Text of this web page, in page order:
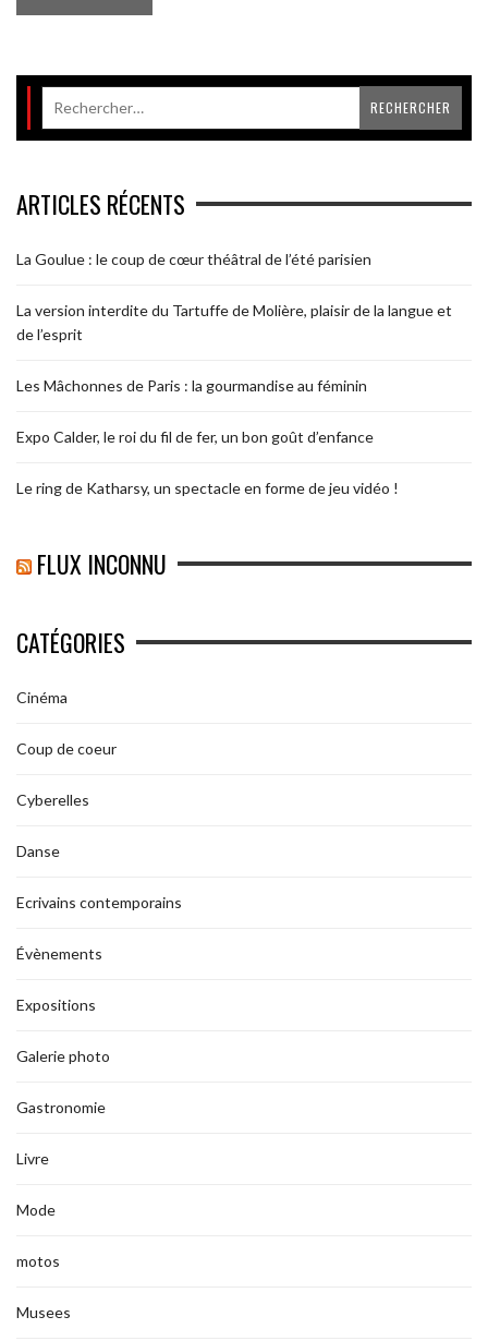
ARTICLES RÉCENTS
La Goulue : le coup de cœur théâtral de l’été parisien
La version interdite du Tartuffe de Molière, plaisir de la langue et
de l’esprit
Les Mâchonnes de Paris : la gourmandise au féminin
Expo Calder, le roi du fil de fer, un bon goût d’enfance
Le ring de Katharsy, un spectacle en forme de jeu vidéo !
FLUX INCONNU
CATÉGORIES
Cinéma
Coup de coeur
Cyberelles
Danse
Ecrivains contemporains
Évènements
Expositions
Galerie photo
Gastronomie
Livre
Mode
motos
Musees